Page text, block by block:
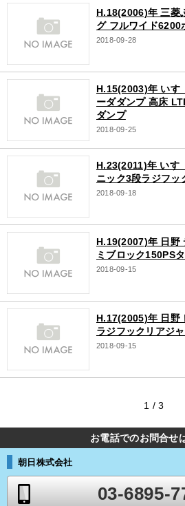
H.18(2006)年 三菱
グ フルワイド6200
2018-09-28
H.15(2003)年 いす
ーダダンプ 高床
ダンプ
2018-09-25
H.23(2011)年 いす
ニック3段ラジフッ
2018-09-18
H.19(2007)年 日野
ミブロック150PS
2018-09-15
H.17(2005)年 日野
ラジフックリアジ
2018-09-15
1 / 3
お電話でのお問合せ
朝日株式会社
03-6895-